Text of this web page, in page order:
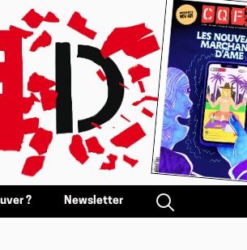
? Newsletter